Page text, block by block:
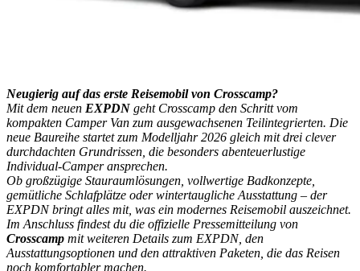
Neugierig auf das erste Reisemobil von Crosscamp?
Mit dem neuen EXPDN geht Crosscamp den Schritt vom
kompakten Camper Van zum ausgewachsenen Teilintegrierten. Die
neue Baureihe startet zum Modelljahr 2026 gleich mit drei clever
durchdachten Grundrissen, die besonders abenteuerlustige
Individual-Camper ansprechen.
Ob großzügige Stauraumlösungen, vollwertige Badkonzepte,
gemütliche Schlafplätze oder wintertaugliche Ausstattung – der
EXPDN bringt alles mit, was ein modernes Reisemobil auszeichnet.
Im Anschluss findest du die offizielle Pressemitteilung von
Crosscamp mit weiteren Details zum EXPDN, den
Ausstattungsoptionen und den attraktiven Paketen, die das Reisen
noch komfortabler machen.